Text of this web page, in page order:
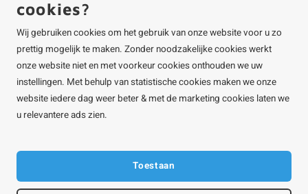
cookies?
Wij gebruiken cookies om het gebruik van onze website voor u zo
prettig mogelijk te maken. Zonder noodzakelijke cookies werkt
onze website niet en met voorkeur cookies onthouden we uw
instellingen. Met behulp van statistische cookies maken we onze
website iedere dag weer beter & met de marketing cookies laten we
u relevantere ads zien.
Toestaan